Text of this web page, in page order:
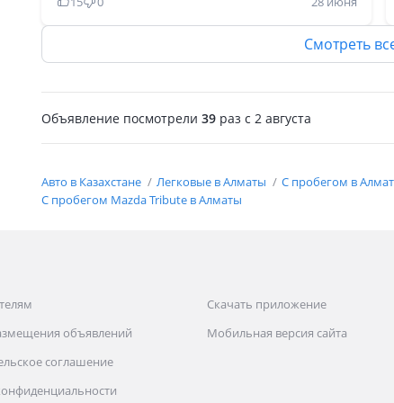
бағада табасың. Просто бұл машина көп
бұзылмайды сол себепті көп жерде сатпайды.
машина.140/160 пен трассада спокойно жүре
бересің. Бензин жейді 3 литр оңай емес,
Смотреть
Объявление посмотрели 39 раз c 2 августа
Авто в Казахстане Легковые в Алматы С пробегом в
С пробегом Mazda Tribute в Алматы
объявлений
соглашение
Скачать приложение
Мобильная версия сайта